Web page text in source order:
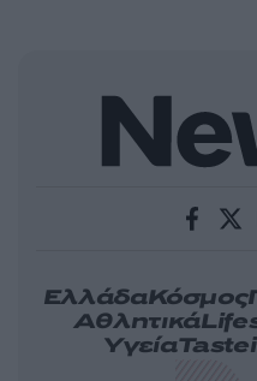
ΕλλάδαΚόσμος
Αθλητικά
Υγεία